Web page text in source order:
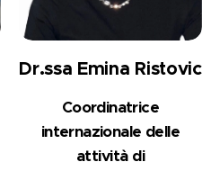
Dr.ssa Emina Ristovic
Coordinatrice
internazionale delle
attività di